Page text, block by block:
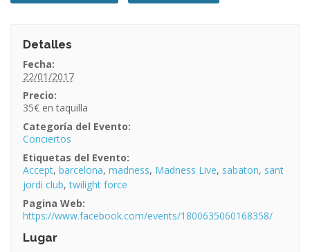
Detalles
Fecha:
22/01/2017
Precio:
35€
Categoría del Evento:
Conciertos
Etiquetas del Evento:
Accept, barcelona, madness, Madness Live, sabaton, sant
jordi club,twilight force
Pagina Web:
https://www.facebook.com/events/1800635060168358/
Lugar